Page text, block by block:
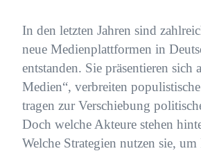
In den letzten Jahren sind
neue Medienplattformen in
entstanden. Sie präsentieren sich
Medien“, verbreiten
tragen zur Verschiebung
Doch welche Akteure stehen
Welche Strategien nutzen sie,